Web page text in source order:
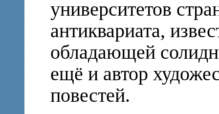
университетов
антиквариата,
обладающей
ещё и автор
повестей.